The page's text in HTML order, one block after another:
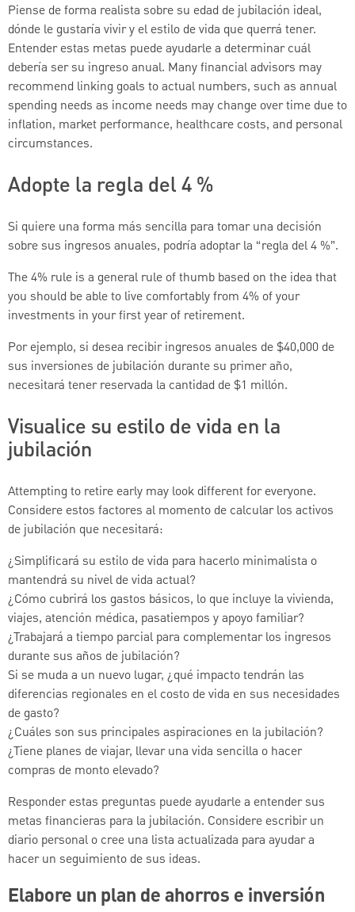
Piense de forma realista sobre su edad de jubilación ideal,
dónde le gustaría vivir y el estilo de vida que querrá tener.
Entender estas metas puede ayudarle a determinar cuál
debería ser su ingreso anual. Many financial advisors may
recommend linking goals to actual numbers, such as annual
spending needs as income needs may change over time due to
inflation, market performance, healthcare costs, and personal
circumstances.
Adopte la regla del 4 %
Si quiere una forma más sencilla para tomar una decisión
sobre sus ingresos anuales, podría adoptar la “regla del 4 %”.
The 4% rule is a general rule of thumb based on the idea that
you should be able to live comfortably from 4% of your
investments in your first year of retirement.
Por ejemplo, si desea recibir ingresos anuales de $40,000 de
sus inversiones de jubilación durante su primer año,
necesitará tener reservada la cantidad de $1 millón.
Visualice su estilo de vida en la
jubilación
Attempting to retire early may look different for everyone.
Considere estos factores al momento de calcular los activos
de jubilación que necesitará:
¿Simplificará su estilo de vida para hacerlo minimalista o
mantendrá su nivel de vida actual?
¿Cómo cubrirá los gastos básicos, lo que incluye la vivienda,
viajes, atención médica, pasatiempos y apoyo familiar?
¿Trabajará a tiempo parcial para complementar los ingresos
durante sus años de jubilación?
Si se muda a un nuevo lugar, ¿qué impacto tendrán las
diferencias regionales en el costo de vida en sus necesidades
de gasto?
¿Cuáles son sus principales aspiraciones en la jubilación?
¿Tiene planes de viajar, llevar una vida sencilla o hacer
compras de monto elevado?
Responder estas preguntas puede ayudarle a entender sus
metas financieras para la jubilación. Considere escribir un
diario personal o cree una lista actualizada para ayudar a
hacer un seguimiento de sus ideas.
Elabore un plan de ahorros e inversión